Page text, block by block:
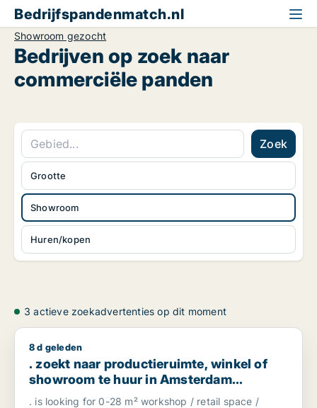
Bedrijfspandenmatch.nl
Showroom gezocht
Bedrijven op zoek naar
commerciële panden
Zoek
Showroom
Huren/kopen
Grootte
3 actieve zoekadvertenties op dit moment
. zoekt naar productieruimte, winkel of showroom te huur in
8 d geleden
. zoekt naar productieruimte, winkel of
showroom te huur in Amsterdam
Centrum, The Netherlands
. is looking for 0-28 m² workshop / retail space /